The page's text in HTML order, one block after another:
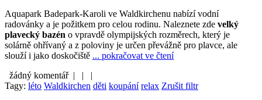
Aquapark Badepark-Karoli ve Waldkirchenu nabízí vodní
radovánky a je požitkem pro celou rodinu. Naleznete zde velký
plavecký bazén o vpravdě olympijských rozměrech, který je
solárně ohřívaný a z poloviny je určen převážně pro plavce, ale
slouží i jako doskočiště ... pokračovat ve čtení
žádný komentář |
|
|
Tagy: léto Waldkirchen děti koupání relax Zrušit filtr